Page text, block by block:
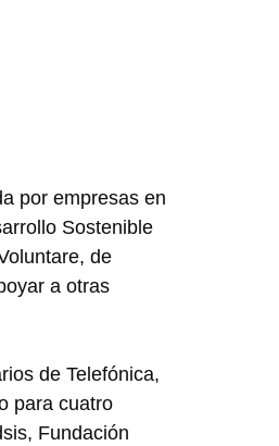
por empresas en
Sostenible
de
a otras
de Telefónica,
para cuatro
Fundación